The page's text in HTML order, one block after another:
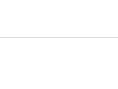
szagtalanító